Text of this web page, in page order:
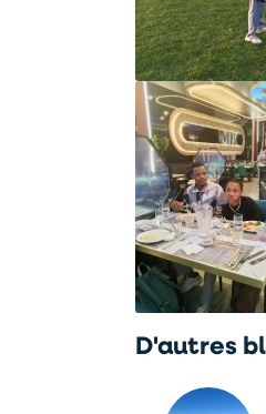
D'autres